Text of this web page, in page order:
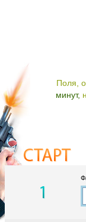
Поля,
минут,